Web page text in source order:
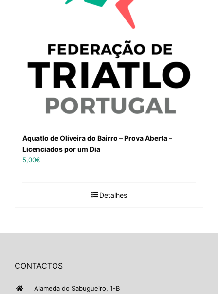
Aquatlo de Oliveira do Bairro – Prova Aberta –
Licenciados por um Dia
5,00€
Detalhes
CONTACTOS
Alameda do Sabugueiro, 1-B